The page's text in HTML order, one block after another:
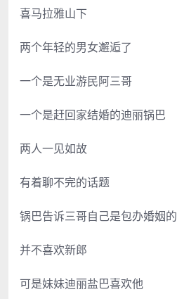
喜马拉雅山下
两个年轻的男女邂逅了
一个是无业游民阿三哥
一个是赶回家结婚的迪丽锅巴
两人一见如故
有着聊不完的话题
锅巴告诉三哥自己是包办婚姻的
并不喜欢新郎
可是妹妹迪丽盐巴喜欢他